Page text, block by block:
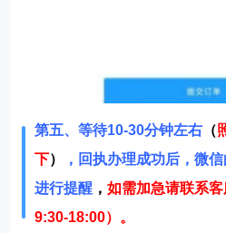
第五、等待10-30分钟左右 （
下） ，回执办理成功后，微
进行提醒 ，如需加急请联系
9:30-18:00）。